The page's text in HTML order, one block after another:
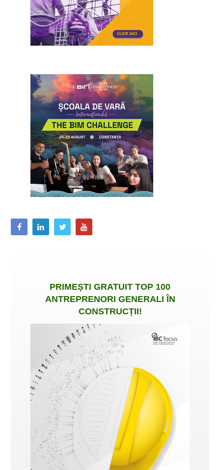
PRIMEȘTI GRATUIT TOP 100
ANTREPRENORI GENERALI ÎN
CONSTRUCȚII!